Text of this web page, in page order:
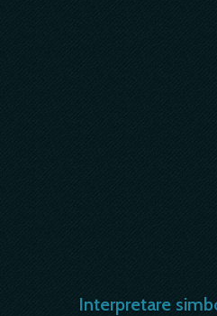
Interpretare